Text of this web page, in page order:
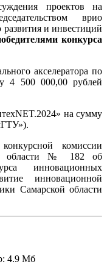
проектов на
врио
развития и инвестиций
конкурса
акселератора по
500 000,00 рублей
на сумму
комиссии
области № 182 об
инновационных
инновационной
Самарской области
4.9 Мб